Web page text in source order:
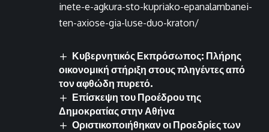
inete-e-agkura-sto-kupriako-epanalambanei-
ten-axiose-gia-luse-duo-kraton/
Κυβερνητικός Εκπρόσωπος: Πλήρης
οικονομική στήριξη στους πληγέντες από
τον αφθώδη πυρετό.
Επίσκεψη του Προέδρου της
Δημοκρατίας στην Αθήνα
Οριστικοποιήθηκαν οι Προεδρίες των